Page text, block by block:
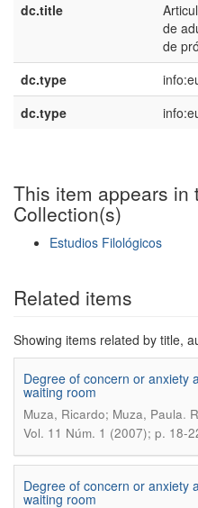
dc.title
de
de
dc.type
dc.type
This item appears in
Collection(s)
Estudios Filológicos
Related items
Showing items related by title,
Degree of concern or anxiety
waiting room
Muza, Ricardo; Muza, Paula.
Vol. 11 Núm. 1 (2007); p. 18-
Degree of concern or anxiety
waiting room